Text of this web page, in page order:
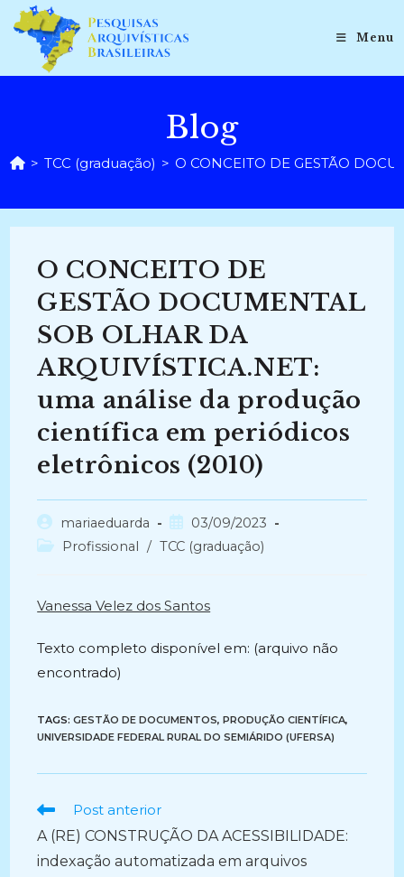
para
conteúdo
Menu
Blog
> TCC (graduação) > O CONCEITO DE GESTÃO
O CONCEITO DE
GESTÃO DOCUMENTAL
SOB OLHAR DA
ARQUIVÍSTICA.NET:
uma análise da produção
científica em periódicos
eletrônicos (2010)
Autor
do
mariaeduarda
Post
publicado:
03/09/2023
Categoria
Profissional / TCC (graduação)
Vanessa Velez dos Santos
Texto completo disponível em: (arquivo não
encontrado)
TAGS:GESTÃO DE DOCUMENTOS, PRODUÇÃO CIENTÍFICA,
UNIVERSIDADE FEDERAL RURAL DO SEMIÁRIDO (UFERSA)
Ler
mais
artigos
Post anterior
A (RE) CONSTRUÇÃO DA ACESSIBILIDADE:
indexação automatizada em arquivos